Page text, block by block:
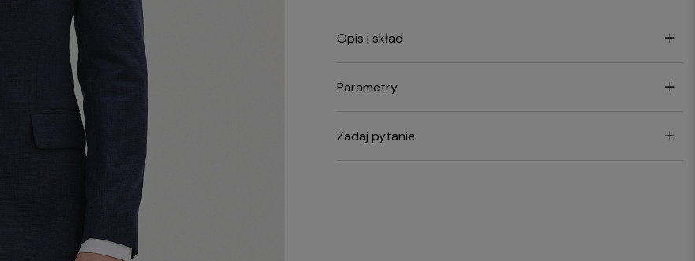
Opis i skład
Parametry
Zadaj pytanie